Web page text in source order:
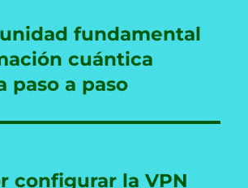
fundamental
cuántica
paso a paso
configurar la VPN